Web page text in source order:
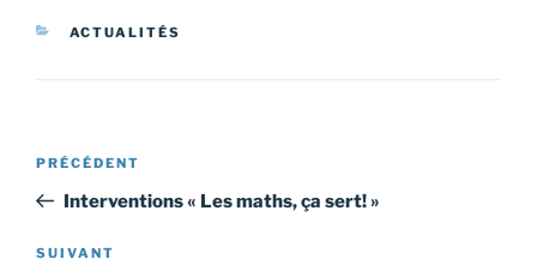
CATÉGORIES
ACTUALITÉS
Navigation
l’article
Article
précédent
PRÉCÉDENT
Interventions « Les maths, ça sert! »
Article
SUIVANT